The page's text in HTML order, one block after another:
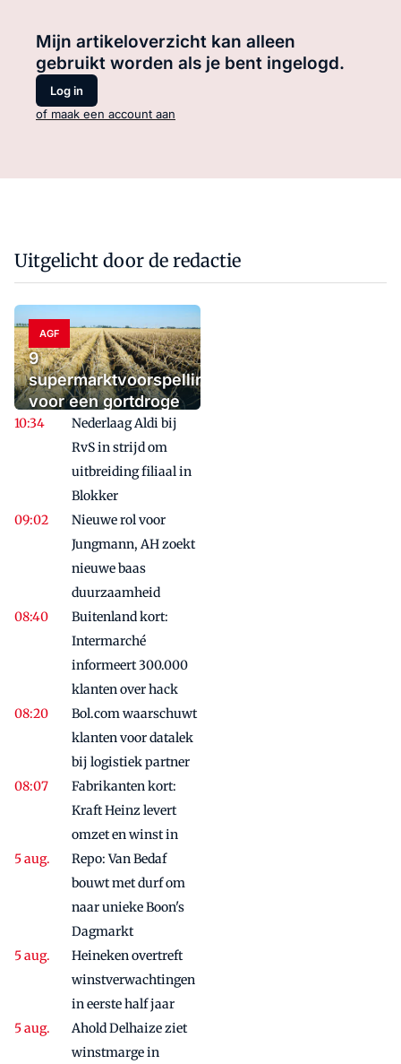
Mijn artikeloverzicht kan alleen
gebruikt worden als je bent ingelogd.
Log in
of maak een account aan
Uitgelicht door de redactie
AGF
9
supermarktvoorspellingen
voor een gortdroge
toekomstNederlaag Aldi bij
RvS in strijd om
uitbreiding filiaal in
Blokker
Nieuwe rol voor
Jungmann, AH zoekt
nieuwe baas
duurzaamheid
Buitenland kort:
Intermarché
informeert 300.000
klanten over hack
Bol.com waarschuwt
klanten voor datalek
bij logistiek partner
Fabrikanten kort:
Kraft Heinz levert
omzet en winst in
Repo: Van Bedaf
bouwt met durf om
naar unieke Boon's
Dagmarkt
Heineken overtreft
winstverwachtingen
in eerste half jaar
Ahold Delhaize ziet
winstmarge in